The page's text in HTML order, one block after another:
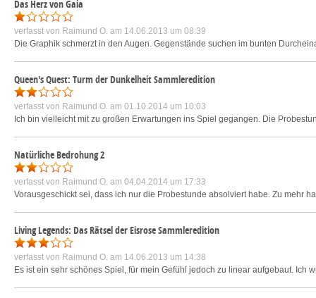
Das Herz von Gaia
verfasst von Raimund O. am 14.06.2013 um 08:39
Die Graphik schmerzt in den Augen. Gegenstände suchen im bunten
Queen's Quest: Turm der Dunkelheit Sammleredition
verfasst von Raimund O. am 01.10.2014 um 10:03
Ich bin vielleicht mit zu großen Erwartungen ins Spiel gegangen. Die
Natürliche Bedrohung 2
verfasst von Raimund O. am 04.04.2014 um 17:33
Vorausgeschickt sei, dass ich nur die Probestunde absolviert habe. Zu mehr
Living Legends: Das Rätsel der Eisrose Sammleredition
verfasst von Raimund O. am 14.06.2013 um 14:38
Es ist ein sehr schönes Spiel, für mein Gefühl jedoch zu linear aufgebaut.